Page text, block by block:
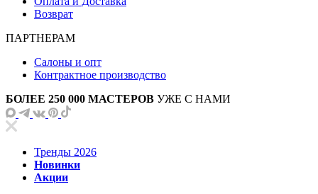
Возврат
ПАРТНЕРАМ
Салоны и опт
Контрактное производство
БОЛЕЕ 250 000 МАСТЕРОВ УЖЕ С НАМИ
Тренды 2026
Новинки
Акции